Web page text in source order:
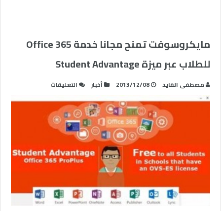
مايكروسوفت تمنح مجانا خدمة Office 365
للطلاب عبر ميزة Student Advantage
مصطفى القايد 2013/12/08 أخبار التعليقات
مجانا
خدمة
365
للطلاب
ميزة
Student